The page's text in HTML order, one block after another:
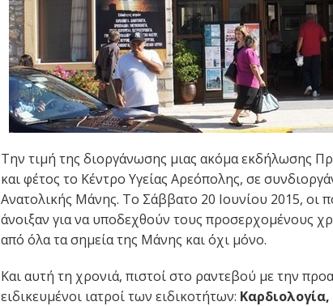
Την τιμή της διοργάνωσης μιας ακόμα εκδήλωσης
και φέτος το Κέντρο Υγείας Αρεόπολης, σε
Ανατολικής Μάνης. Το Σάββατο 20 Ιουνίου 2015, οι
άνοιξαν για να υποδεχθούν τους προσερχομένους
από όλα τα σημεία της Μάνης και όχι μόνο.
Και αυτή τη χρονιά, πιστοί στο ραντεβού με την
ειδικευμένοι ιατροί των ειδικοτήτων: